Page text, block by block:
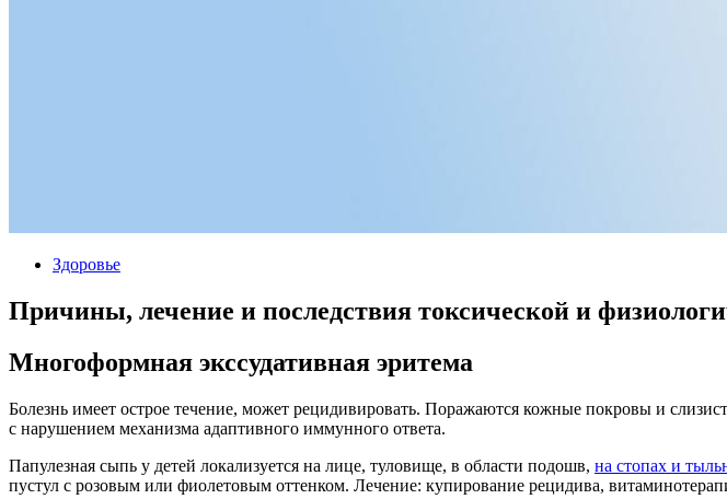
Здоровье
Причины, лечение и последствия токсической и
Многоформная экссудативная эритема
Болезнь имеет острое течение, может рецидивировать. Поражаются кожные покровы и
с нарушением механизма адаптивного иммунного ответа.
Папулезная сыпь у детей локализуется на лице, туловище, в области подошв, на стопах и
пустул с розовым или фиолетовым оттенком. Лечение: купирование рецидива,